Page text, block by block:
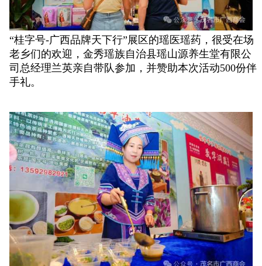
“桂字号-广西品牌天下行”展区的瑶医瑶药，很受在场
老乡们的欢迎，金秀瑶族自治县瑶山源养生堂有限公
司总经理兰英亲自带队参加，并赞助本次活动500份伴
手礼。